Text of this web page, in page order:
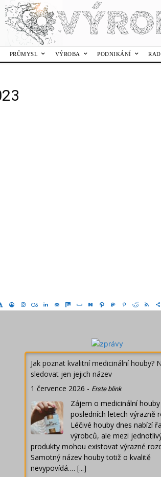
PRŮMYSL VÝROBA PODNIKÁNÍ
Jak poznat kvalitní medicinální houby?
sledovat jen jejich název
1 července 2026 - Erste blink
Zájem o medicinální
posledních letech výrazně
Léčivé houby dnes nabízí
výrobců, ale mezi
produkty mohou existovat výrazné
Samotný název houby totiž o kvalitě
nevypovídá.… [...]